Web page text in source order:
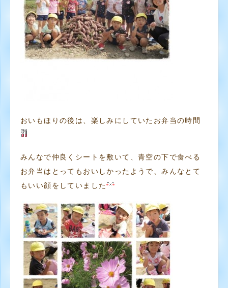
おいもほりの後は、楽しみにしていたお弁当の時間
みんなで仲良くシートを敷いて、青空の下で食べる
お弁当はとってもおいしかったようで、みんなとて
もいい顔をしていました